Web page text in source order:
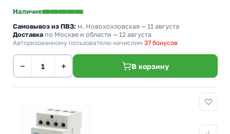
Наличие
Самовывоз из ПВЗ: м. Новохохловская — 11 августа
Доставка по Москве и области — 12 августа
Авторизованному пользователю начислим 37 бонусов
− + В корзину